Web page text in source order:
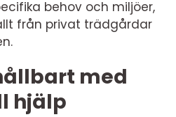
behov och miljöer,
från privat trädgårdar
med
hjälp